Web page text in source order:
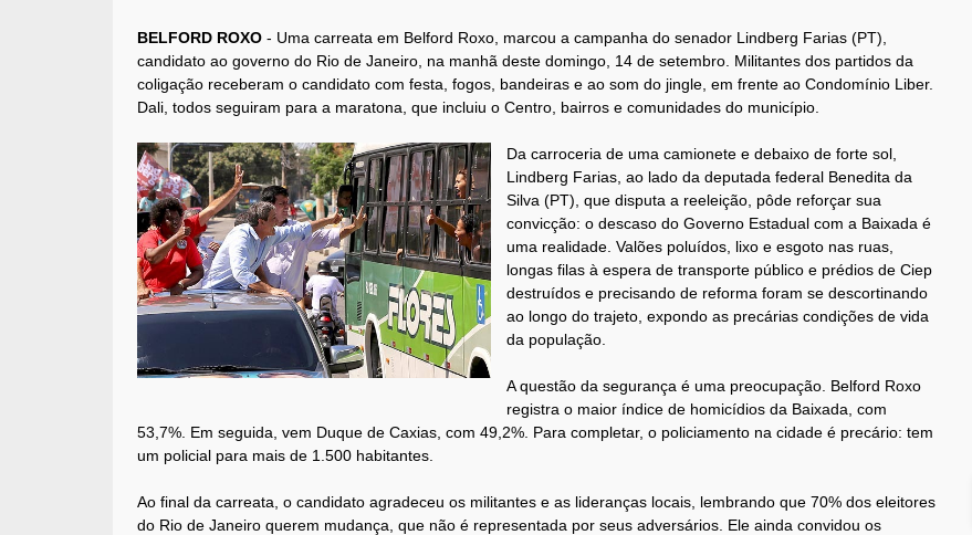
BELFORD ROXO - Uma carreata em Belford Roxo, marcou a campanha do senador Lindberg Farias (PT),
candidato ao governo do Rio de Janeiro, na manhã deste domingo, 14 de setembro. Militantes dos partidos da
coligação receberam o candidato com festa, fogos, bandeiras e ao som do jingle, em frente ao Condomínio Liber.
Dali, todos seguiram para a maratona, que incluiu o Centro, bairros e comunidades do município.
Da carroceria de uma camionete e debaixo de forte sol,
Lindberg Farias, ao lado da deputada federal Benedita da
Silva (PT), que disputa a reeleição, pôde reforçar sua
convicção: o descaso do Governo Estadual com a Baixada é
uma realidade. Valões poluídos, lixo e esgoto nas ruas,
longas filas à espera de transporte público e prédios de Ciep
destruídos e precisando de reforma foram se descortinando
ao longo do trajeto, expondo as precárias condições de vida
da população.
A questão da segurança é uma preocupação. Belford Roxo
registra o maior índice de homicídios da Baixada, com
53,7%. Em seguida, vem Duque de Caxias, com 49,2%. Para completar, o policiamento na cidade é precário: tem
um policial para mais de 1.500 habitantes.
Ao final da carreata, o candidato agradeceu os militantes e as lideranças locais, lembrando que 70% dos eleitores
do Rio de Janeiro querem mudança, que não é representada por seus adversários. Ele ainda convidou os